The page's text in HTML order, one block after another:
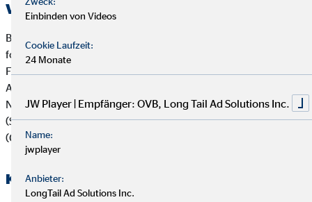
Versicherungs- und Finanzanlagenberatung
Bei der Beratung zu Versicherungsanlageprodukten (z.B.
fondsgebundenen Lebens- und Rentenversicherungen) und
Finanzanlageprodukten verfolgt die OVB Vermögensberatung
AG die folgende Strategie zur Berücksichtigung von
Nachhaltigkeitsaspekten wie Umwelt (Environment), Soziales
(Social) und verantwortungsvolle Unternehmensführung
(Governance):
Kooperierende Produktgesellschaften
Einbinden von Videos
Cookie Laufzeit:
24 Monate
JW Player | Empfänger: OVB, Long Tail Ad Solutions Inc.
Name:
jwplayer
Anbieter:
LongTail Ad Solutions Inc.